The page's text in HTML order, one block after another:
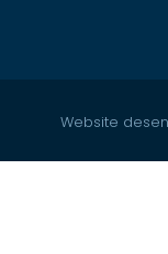
Website